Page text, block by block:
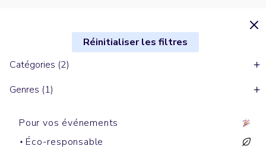
Réinitialiser les filtres
Catégories (2)
Genres (1)
Pour vos événements
Éco-responsable